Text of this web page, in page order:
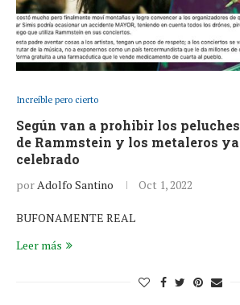
Increíble pero cierto
Según van a prohibir los
de Rammstein y los metaleros
celebrado
porAdolfo Santino Oct 1, 2022
BUFONAMENTE REAL
Leer más